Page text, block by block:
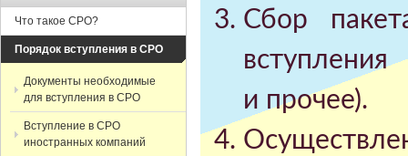
Сбор
и прочее).
Что такое СРО?
Порядок вступления в СРО
Документы необходимые
для вступления в СРО
Вступление в СРО
иностранных компаний